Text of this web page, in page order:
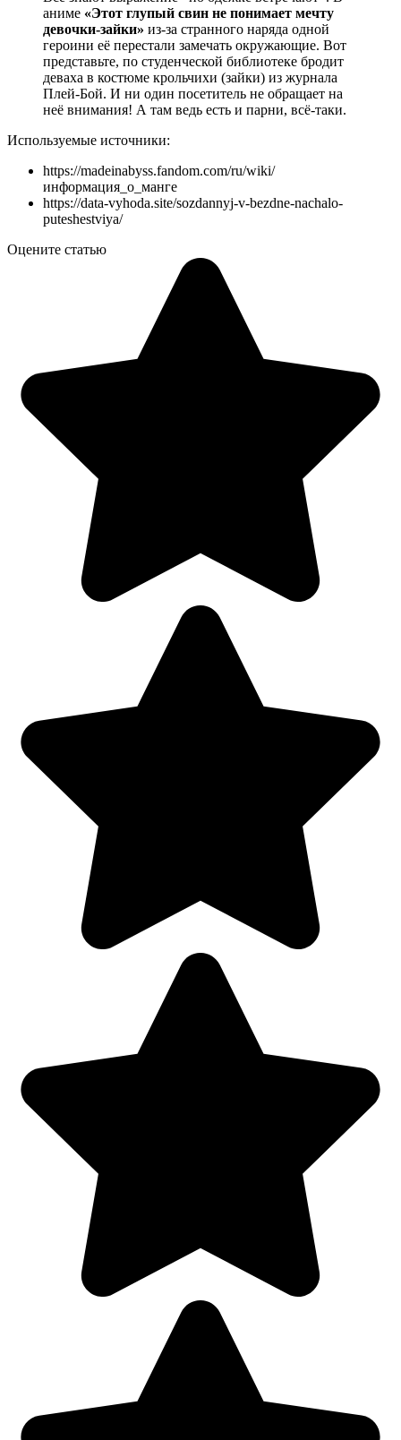
аниме «Этот глупый свин не понимает мечту
девочки-зайки» из-за странного наряда одной
героини её перестали замечать окружающие. Вот
представьте, по студенческой библиотеке бродит
деваха в костюме крольчихи (зайки) из журнала
Плей-Бой. И ни один посетитель не обращает на
неё внимания! А там ведь есть и парни, всё-таки.
Используемые источники:
https://madeinabyss.fandom.com/ru/wiki/
информация_о_манге
https://data-vyhoda.site/sozdannyj-v-bezdne-nachalo-
puteshestviya/
Оцените статью